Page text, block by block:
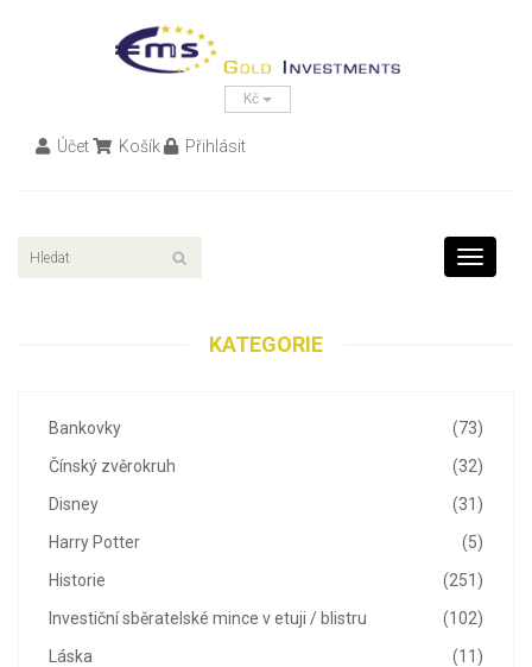
Kč
Účet Košík Přihlásit
Toggle
KATEGORIE
(73)
Bankovky
(32)
Čínský zvěrokruh
(31)
Disney
(5)
Harry Potter
(251)
Historie
(102)
Investiční sběratelské mince v etuji / blistru
(11)
Láska